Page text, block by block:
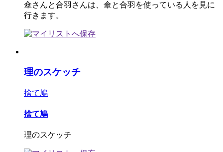
傘さんと合羽さんは、傘と合羽を使っている人を見に
行きます。
理のスケッチ
捨て鳩
捨て鳩
理のスケッチ